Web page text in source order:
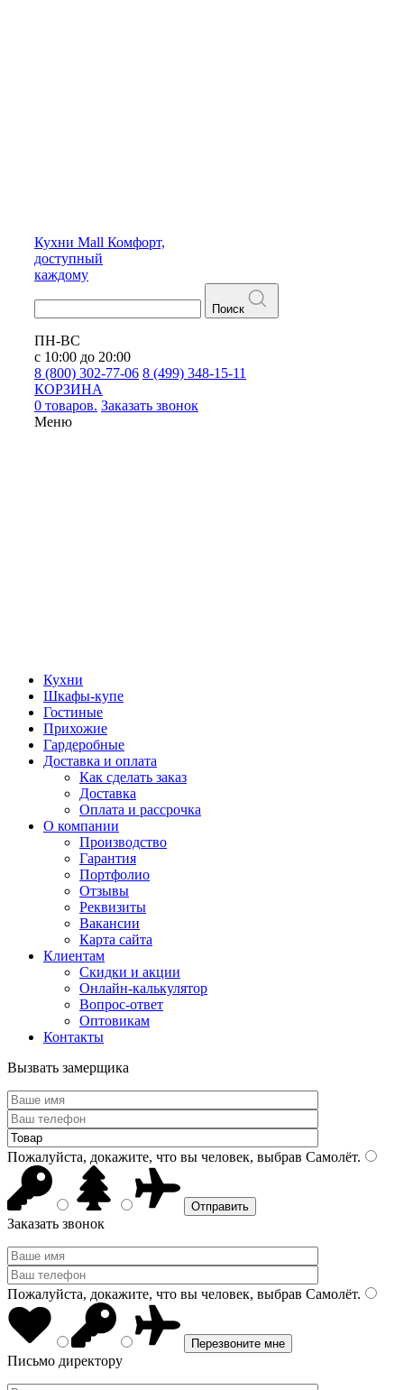
Кухни Mall Комфорт,
доступный
каждому
Поиск
ПН-ВС
с 10:00 до 20:00
8 (800) 302-77-06 8 (499) 348-15-11
КОРЗИНА
0 товаров. Заказать звонок
Меню
Кухни
Шкафы-купе
Гостиные
Прихожие
Гардеробные
Доставка и оплата
Как сделать заказ
Доставка
Оплата и рассрочка
О компании
Производство
Гарантия
Портфолио
Отзывы
Реквизиты
Вакансии
Карта сайта
Клиентам
Скидки и акции
Онлайн-калькулятор
Вопрос-ответ
Оптовикам
Контакты
Вызвать замерщика
Пожалуйста, докажите, что вы человек, выбрав Самолёт.
Заказать звонок
Пожалуйста, докажите, что вы человек, выбрав Самолёт.
Письмо директору